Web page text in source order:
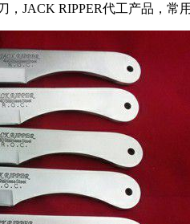
，JACK RIPPER代工产品，常